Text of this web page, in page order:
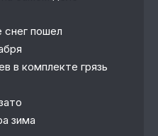
пошел
в комплекте грязь
зима